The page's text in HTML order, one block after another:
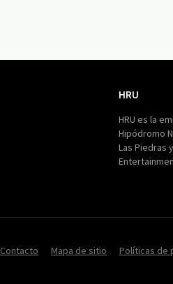
HRU
HRU es la
Hipódromo
Las Piedras
Contacto Mapa de sitio Políticas de